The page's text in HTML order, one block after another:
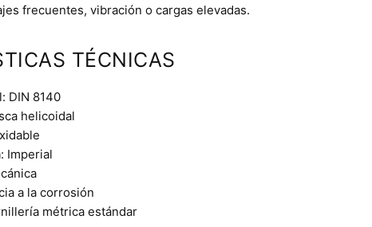
frecuentes, vibración o cargas elevadas.
TÉCNICAS
DIN 8140
helicoidal
Imperial
a la corrosión
métrica estándar